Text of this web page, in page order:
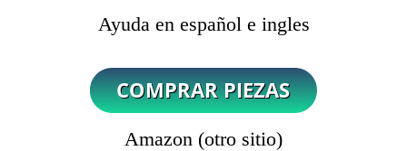
Ayuda en español e ingles
Amazon (otro sitio)